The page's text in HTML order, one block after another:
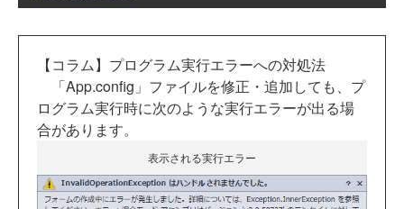
【コラム】プログラム実行エラーへの対処法
「App.config」ファイルを修正・追加しても、プ
ログラム実行時に次のような実行エラーが出る場
合があります。
表示される実行エラー